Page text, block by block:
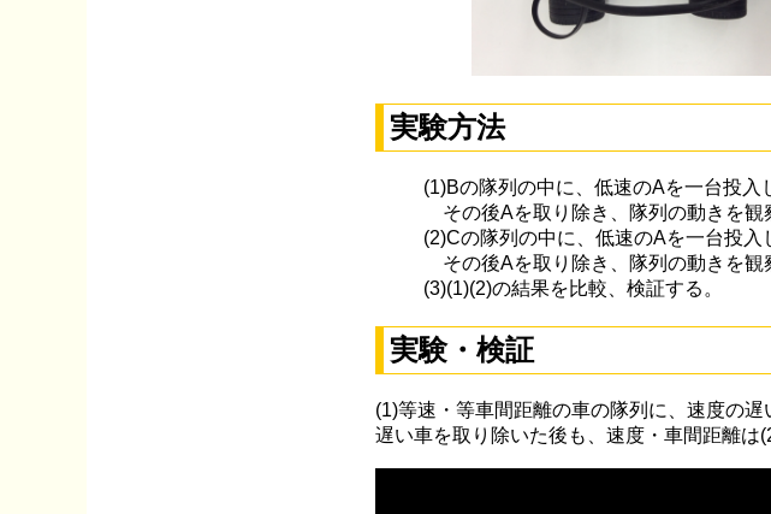
実験方法
(1)Bの隊列の中に、低速のAを一台投入
その後Aを取り除き、隊列の動きを観
(2)Cの隊列の中に、低速のAを一台投入
その後Aを取り除き、隊列の動きを観
(3)(1)(2)の結果を比較、検証する。
実験・検証
(1)等速・等車間距離の車の隊列に、速度の
遅い車を取り除いた後も、速度・車間距離は